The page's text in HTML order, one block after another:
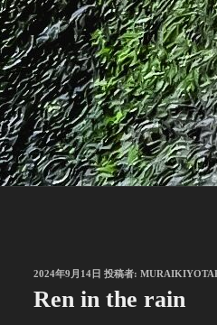
投
日:
2024年9月14日 投稿者:
Ren in the rain